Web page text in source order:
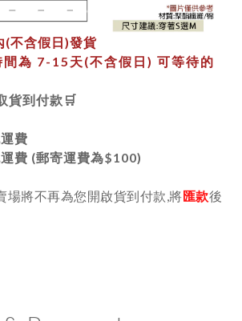
(不含假日)發貨
為 7-15天(不含假日) 可等待的
貨到付款🛒
費
費 (郵寄運費為$100)
場將不再為您開啟貨到付款,將匯款後